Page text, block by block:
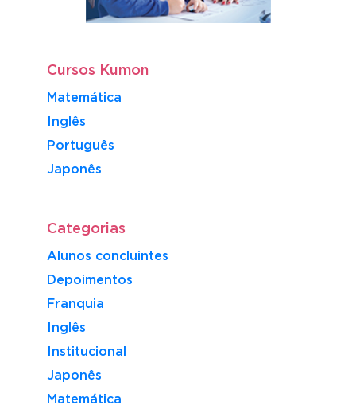
Cursos Kumon
Matemática
Inglês
Português
​Japonês
Categorias
Alunos concluintes
Depoimentos
Franquia
Inglês
Institucional
Japonês
Matemática